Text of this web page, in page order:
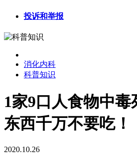
投诉和举报
消化内科
科普知识
1家9口人食物中
东西千万不要吃！
2020.10.26